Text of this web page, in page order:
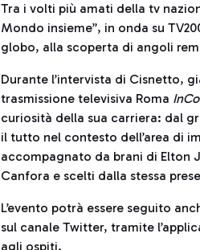
Tra i volti più amati della tv
Mondo insieme”, in onda su
globo, alla scoperta di angoli
Durante l’intervista di Cisnetto,
trasmissione televisiva Roma
curiosità della sua carriera: dal
il tutto nel contesto dell’area di
accompagnato da brani di Elton
Canfora e scelti dalla stessa
L’evento potrà essere seguito
sul canale Twitter, tramite
agli ospiti.